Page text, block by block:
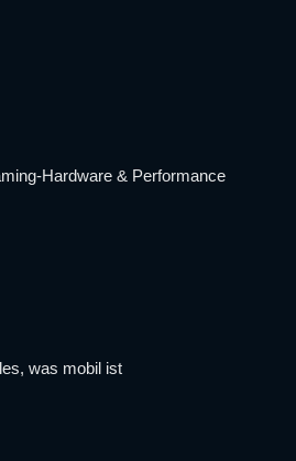
Hardware & Performance
was mobil ist